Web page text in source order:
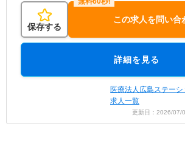
保存する
この求人を問い合
詳細を見る
医療法人広島ステー
求人一覧
更新日：2026/